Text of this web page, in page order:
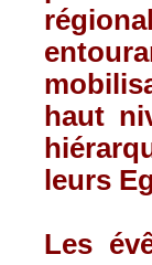
haut
leurs
Les